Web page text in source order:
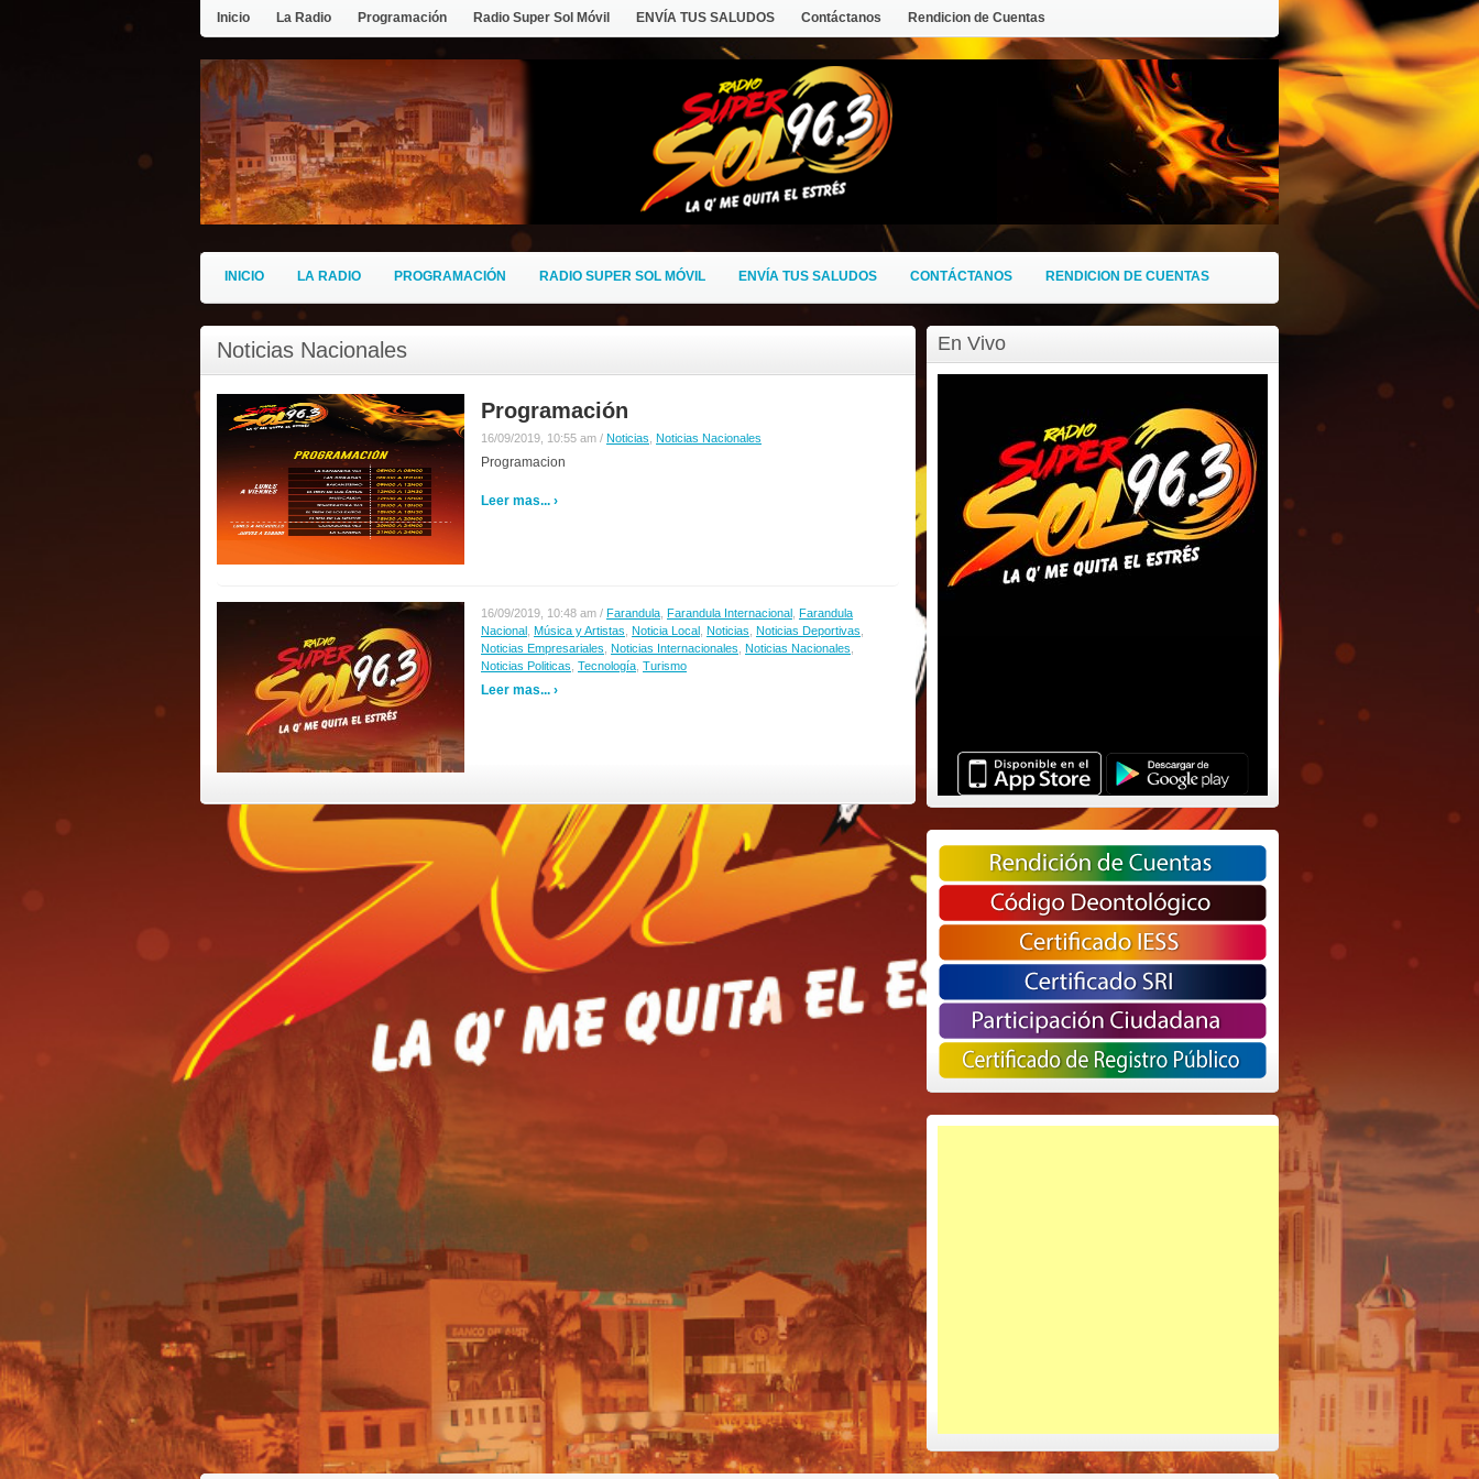
Inicio La Radio Programación Radio Super Sol Móvil ENVÍA TUS SALUDOS Contáctanos Rendicion de Cuentas
INICIO LA RADIO PROGRAMACIÓN RADIO SUPER SOL MÓVIL ENVÍA TUS SALUDOS CONTÁCTANOS RENDICION DE CUENTAS
Noticias Nacionales
Programación
16/09/2019, 10:55 am / Noticias Noticias Nacionales
Programacion
Leer mas... ›
16/09/2019, 10:48 am / Farandula Farandula Internacional Farandula
Nacional Música y Artistas Noticia Local Noticias Noticias Deportivas
Noticias Empresariales Noticias Internacionales Noticias Nacionales
Noticias Politicas Tecnología Turismo
Leer mas... ›
En Vivo